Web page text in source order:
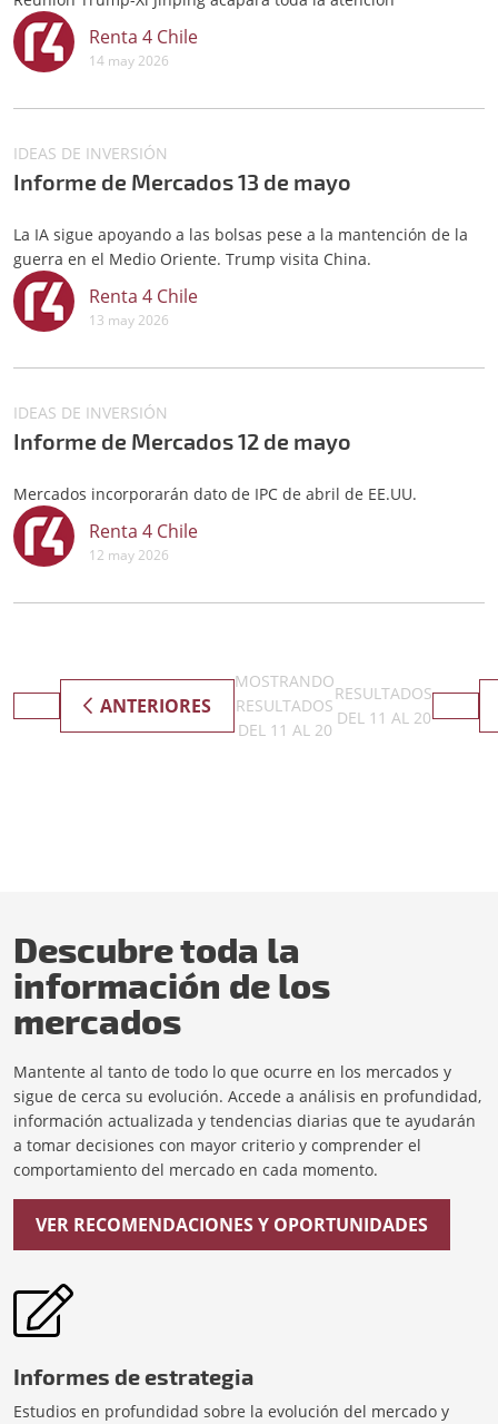
Renta 4 Chile
14 may 2026
IDEAS DE INVERSIÓN
Informe de Mercados 13 de mayo
La IA sigue apoyando a las bolsas pese a la mantención de la
guerra en el Medio Oriente. Trump visita China.
Renta 4 Chile
13 may 2026
IDEAS DE INVERSIÓN
Informe de Mercados 12 de mayo
Mercados incorporarán dato de IPC de abril de EE.UU.
Renta 4 Chile
12 may 2026
ANTERIORES
MOSTRANDO
RESULTADOS
DEL 11 AL 20
RESULTADOS
DEL 11 AL 20
Descubre toda la
información de los
mercados
Mantente al tanto de todo lo que ocurre en los mercados y
sigue de cerca su evolución. Accede a análisis en profundidad,
información actualizada y tendencias diarias que te ayudarán
a tomar decisiones con mayor criterio y comprender el
comportamiento del mercado en cada momento.
VER RECOMENDACIONES Y OPORTUNIDADES
Informes de estrategia
Estudios en profundidad sobre la evolución del mercado y